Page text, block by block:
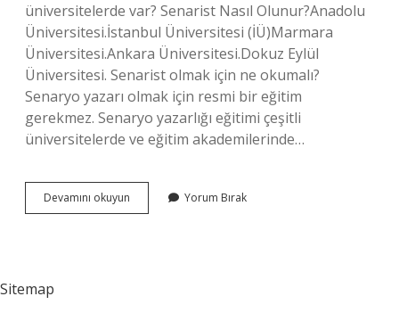
üniversitelerde var? Senarist Nasıl Olunur?Anadolu
Üniversitesi.İstanbul Üniversitesi (İÜ)Marmara
Üniversitesi.Ankara Üniversitesi.Dokuz Eylül
Üniversitesi. Senarist olmak için ne okumalı?
Senaryo yazarı olmak için resmi bir eğitim
gerekmez. Senaryo yazarlığı eğitimi çeşitli
üniversitelerde ve eğitim akademilerinde…
Devamını okuyun Senarist
Hangi
Yorum Bırak
Sitemap